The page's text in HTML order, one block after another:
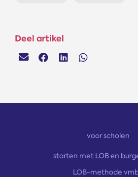
Deel artikel
voor scholen
starten met LOB en
LOB-methode